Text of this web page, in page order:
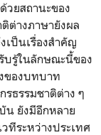
วยสถานะของ
ต่างภาษายังผล
เป็นเรื่องสำคัญ
บรู้ในลักษณะนี้ของ
ของบทบาท
รธรรมชาติต่าง ๆ
น ยังมีอีกหลาย
ทีระหว่างประเทศ